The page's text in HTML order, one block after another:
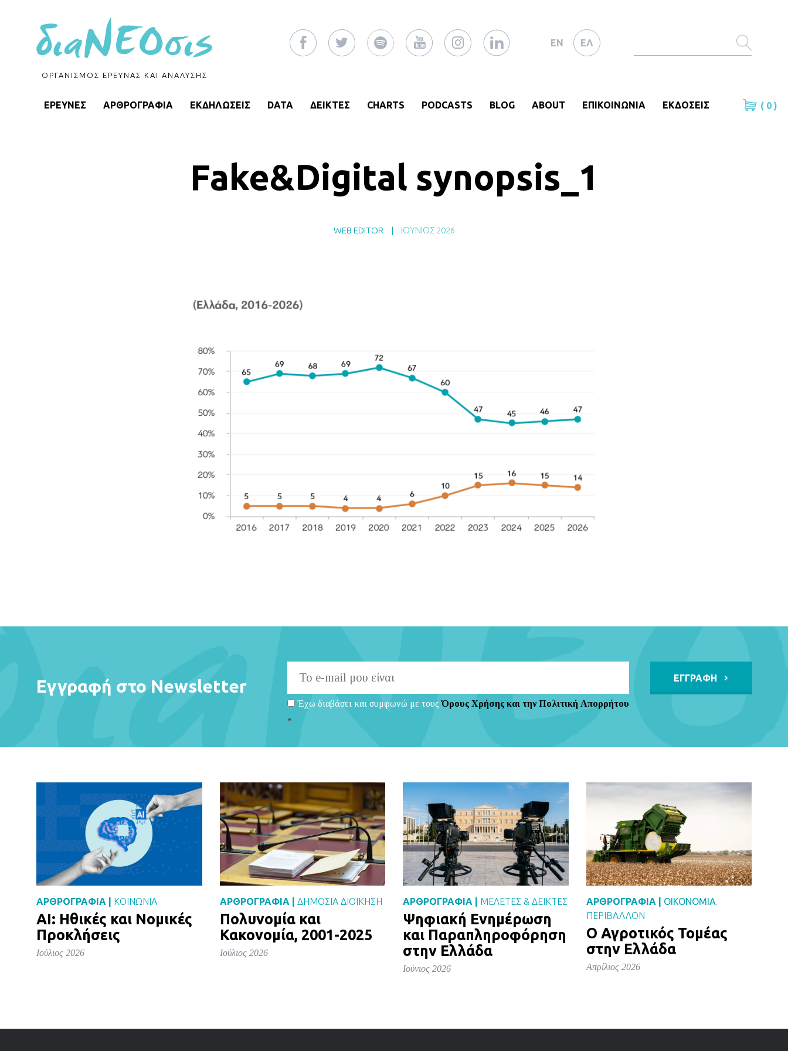
ΟΡΓΑΝΙΣΜΟΣ ΕΡΕΥΝΑΣ ΚΑΙ ΑΝΑΛΥΣΗΣ
EN ΕΛ
ΕΡΕΥΝΕΣ ΑΡΘΡΟΓΡΑΦΙΑ ΕΚΔΗΛΩΣΕΙΣ DATA ΔΕΙΚΤΕΣ CHARTS PODCASTS BLOG ABOUT ΕΠΙΚΟΙΝΩΝΙΑ ΕΚΔΟΣΕΙΣ ( 0 )
Fake&Digital synopsis_1
WEB EDITOR | ΙΟΎΝΙΟΣ 2026
Εγγραφή στο Newsletter
Έχω διαβάσει και συμφωνώ με τουςΌρους Χρήσης και την Πολιτική Απορρήτου
*
ΑΡΘΡΟΓΡΑΦΙΑ | ΚΟΙΝΩΝΙΑ
AI: Ηθικές και Νομικές
Προκλήσεις
Ιούλιος 2026
ΑΡΘΡΟΓΡΑΦΙΑ | ΔΗΜΌΣΙΑ ΔΙΟΊΚΗΣΗ
Πολυνομία και
Κακονομία, 2001-2025
Ιούλιος 2026
ΑΡΘΡΟΓΡΑΦΙΑ | ΜΕΛΈΤΕΣ & ΔΕΙΚΤΕΣ
Ψηφιακή Ενημέρωση
και Παραπληροφόρηση
στην Ελλάδα
Ιούνιος 2026
ΑΡΘΡΟΓΡΑΦΙΑ | ΟΙΚΟΝΟΜΙΑ,
ΠΕΡΙΒΑΛΛΟΝ
Ο Αγροτικός Τομέας
στην Ελλάδα
Απρίλιος 2026